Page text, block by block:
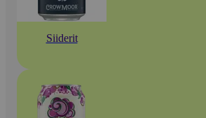
Siiderit